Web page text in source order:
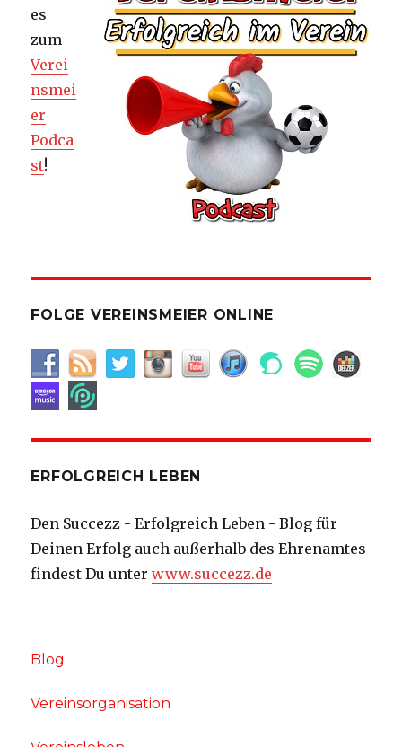
es
zum
Verei
nsmei
er
Podca
st!
FOLGE VEREINSMEIER ONLINE
ERFOLGREICH LEBEN
Den Succezz - Erfolgreich Leben - Blog für
Deinen Erfolg auch außerhalb des Ehrenamtes
findest Du unterwww.succezz.de
Blog
Vereinsorganisation